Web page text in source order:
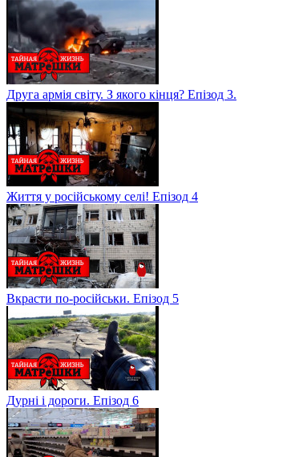
Друга армія світу. З якого кінця? Епізод 3.
Життя у російському селі! Епізод 4
Вкрасти по-російськи. Епізод 5
Дурні і дороги. Епізод 6